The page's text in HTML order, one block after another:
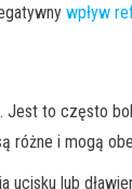
wpływ
to często
różne i mogą
ucisku lub